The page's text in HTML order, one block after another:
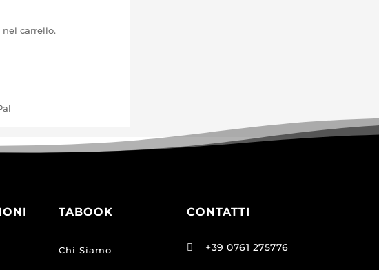
carrello.
TABOOK
Chi Siamo
CONTATTI
 +39 0761 275776